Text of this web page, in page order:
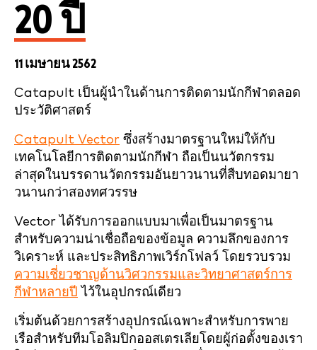
20 ปี
11 เมษายน 2562
Catapult เป็นผู้นำในด้านการติดตามนักกีฬาตลอด
ประวัติศาสตร์
Catapult Vector ซึ่งสร้างมาตรฐานใหม่ให้กับ
เทคโนโลยีการติดตามนักกีฬา ถือเป็นนวัตกรรม
ล่าสุดในบรรดานวัตกรรมอันยาวนานที่สืบทอดมายา
วนานกว่าสองทศวรรษ
Vector ได้รับการออกแบบมาเพื่อเป็นมาตรฐาน
สำหรับความน่าเชื่อถือของข้อมูล ความลึกของการ
วิเคราะห์ และประสิทธิภาพเวิร์กโฟลว์ โดยรวบรวม
ความเชี่ยวชาญด้านวิศวกรรมและวิทยาศาสตร์การ
กีฬาหลายปี ไว้ในอุปกรณ์เดียว
เริ่มต้นด้วยการสร้างอุปกรณ์เฉพาะสำหรับการพาย
เรือสำหรับทีมโอลิมปิกออสเตรเลียโดยผู้ก่อตั้งของเรา